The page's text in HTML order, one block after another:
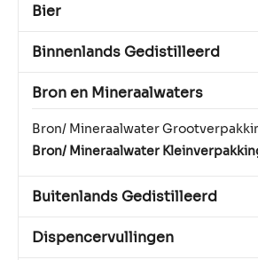
Bier
Binnenlands Gedistilleerd
Bron en Mineraalwaters
Bron/ Mineraalwater
Bron/ Mineraalwater
Buitenlands Gedistilleerd
Dispencervullingen